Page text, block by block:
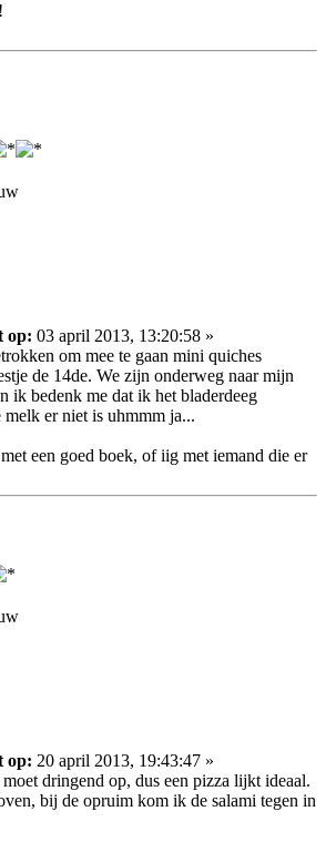
op: 03 april 2013, 13:20:58 »
om mee te gaan mini quiches
de 14de. We zijn onderweg naar mijn
ik bedenk me dat ik het bladerdeeg
melk er niet is uhmmm ja...
een goed boek, of iig met iemand die er
op: 20 april 2013, 19:43:47 »
dringend op, dus een pizza lijkt ideaal.
bij de opruim kom ik de salami tegen in